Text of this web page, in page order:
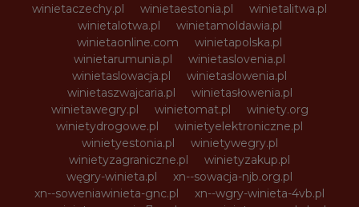
winietaczechy.pl
winietaestonia.pl
winietalitwa.pl
winietalotwa.pl
winietamoldawia.pl
winietaonline.com
winietapolska.pl
winietarumunia.pl
winietaslovenia.pl
winietaslowacja.pl
winietaslowenia.pl
winietaszwajcaria.pl
winietasłowenia.pl
winietawegry.pl
winietomat.pl
winiety.org
winietydrogowe.pl
winietyelektroniczne.pl
winietyestonia.pl
winietywegry.pl
winietyzagraniczne.pl
winietyzakup.pl
węgry-winieta.pl
xn--sowacja-njb.org.pl
xn--soweniawinieta-gnc.pl
xn--wgry-winieta-4vb.pl